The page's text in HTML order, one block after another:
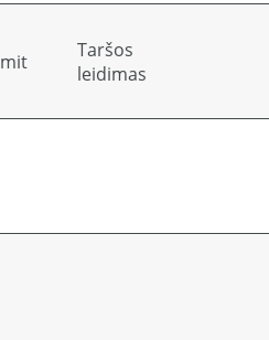
Taršos
leidimas